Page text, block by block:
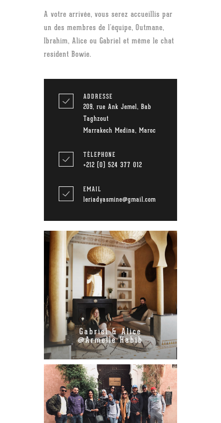
A votre arrivée, vous serez accueillis par
un des membres de l’équipe, Outmane,
Ibrahim, Alice ou Gabriel et même le chat
resident Bowie.
ADDRESSE
209, rue Ank Jemel, Bab
Taghzout
Marrakech Medina, Maroc
TÉLEPHONE
+212 (0) 524 377 012
EMAIL
leriadyasmine@gmail.com
Gabriel & Alice
@Armelle Habib